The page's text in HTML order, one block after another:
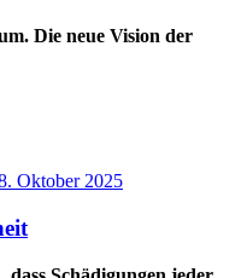
Die neue Vision der
Oktober 2025